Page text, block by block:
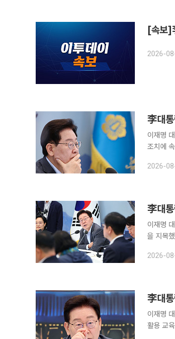
[속보]
2026-
李대
이재명
조치에
컬 AI 사
2026-
李대
이재명
을 지목
지만 가
2026-
李대
이재명
활용 교